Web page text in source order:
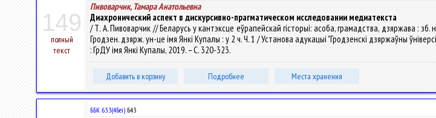
149
полный
текст
Пивоварчик, Тамара Анатольевна
Диахронический аспект в дискурсивно-прагматическом исследовании медиатекста
/ Т. А. Пивоварчик // Беларусь у кантэксце еўрапейскай гісторыі: асоба, грамадства, дзяржава :
Гродзен. дзярж. ун-це імя Янкі Купалы : у 2 ч. Ч. 1 / Установа адукацыі "Гродзенскі дзяржаўны
: ГрДУ імя Янкі Купалы, 2019. – С. 320-323.
Добавить в корзину Подробнее Места хранения
ББК 63.3(4Беі) Б43